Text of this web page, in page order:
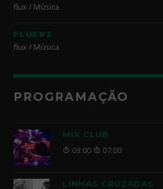
flux / Música
FLUX#3
flux / Música
PROGRAMAÇÃO
MIX CLUB
03:00 07:00
LINHAS CRUZADAS